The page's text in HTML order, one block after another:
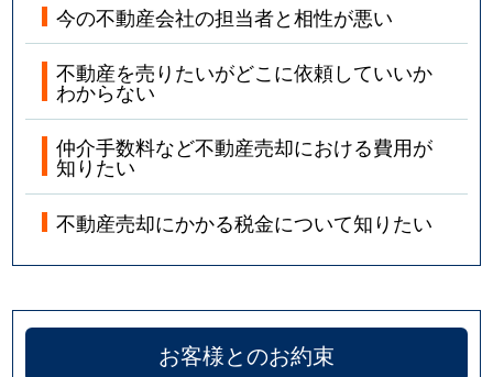
今の不動産会社の担当者と相性が悪い
不動産を売りたいがどこに依頼していいか
わからない
仲介手数料など不動産売却における費用が
知りたい
不動産売却にかかる税金について知りたい
お客様とのお約束